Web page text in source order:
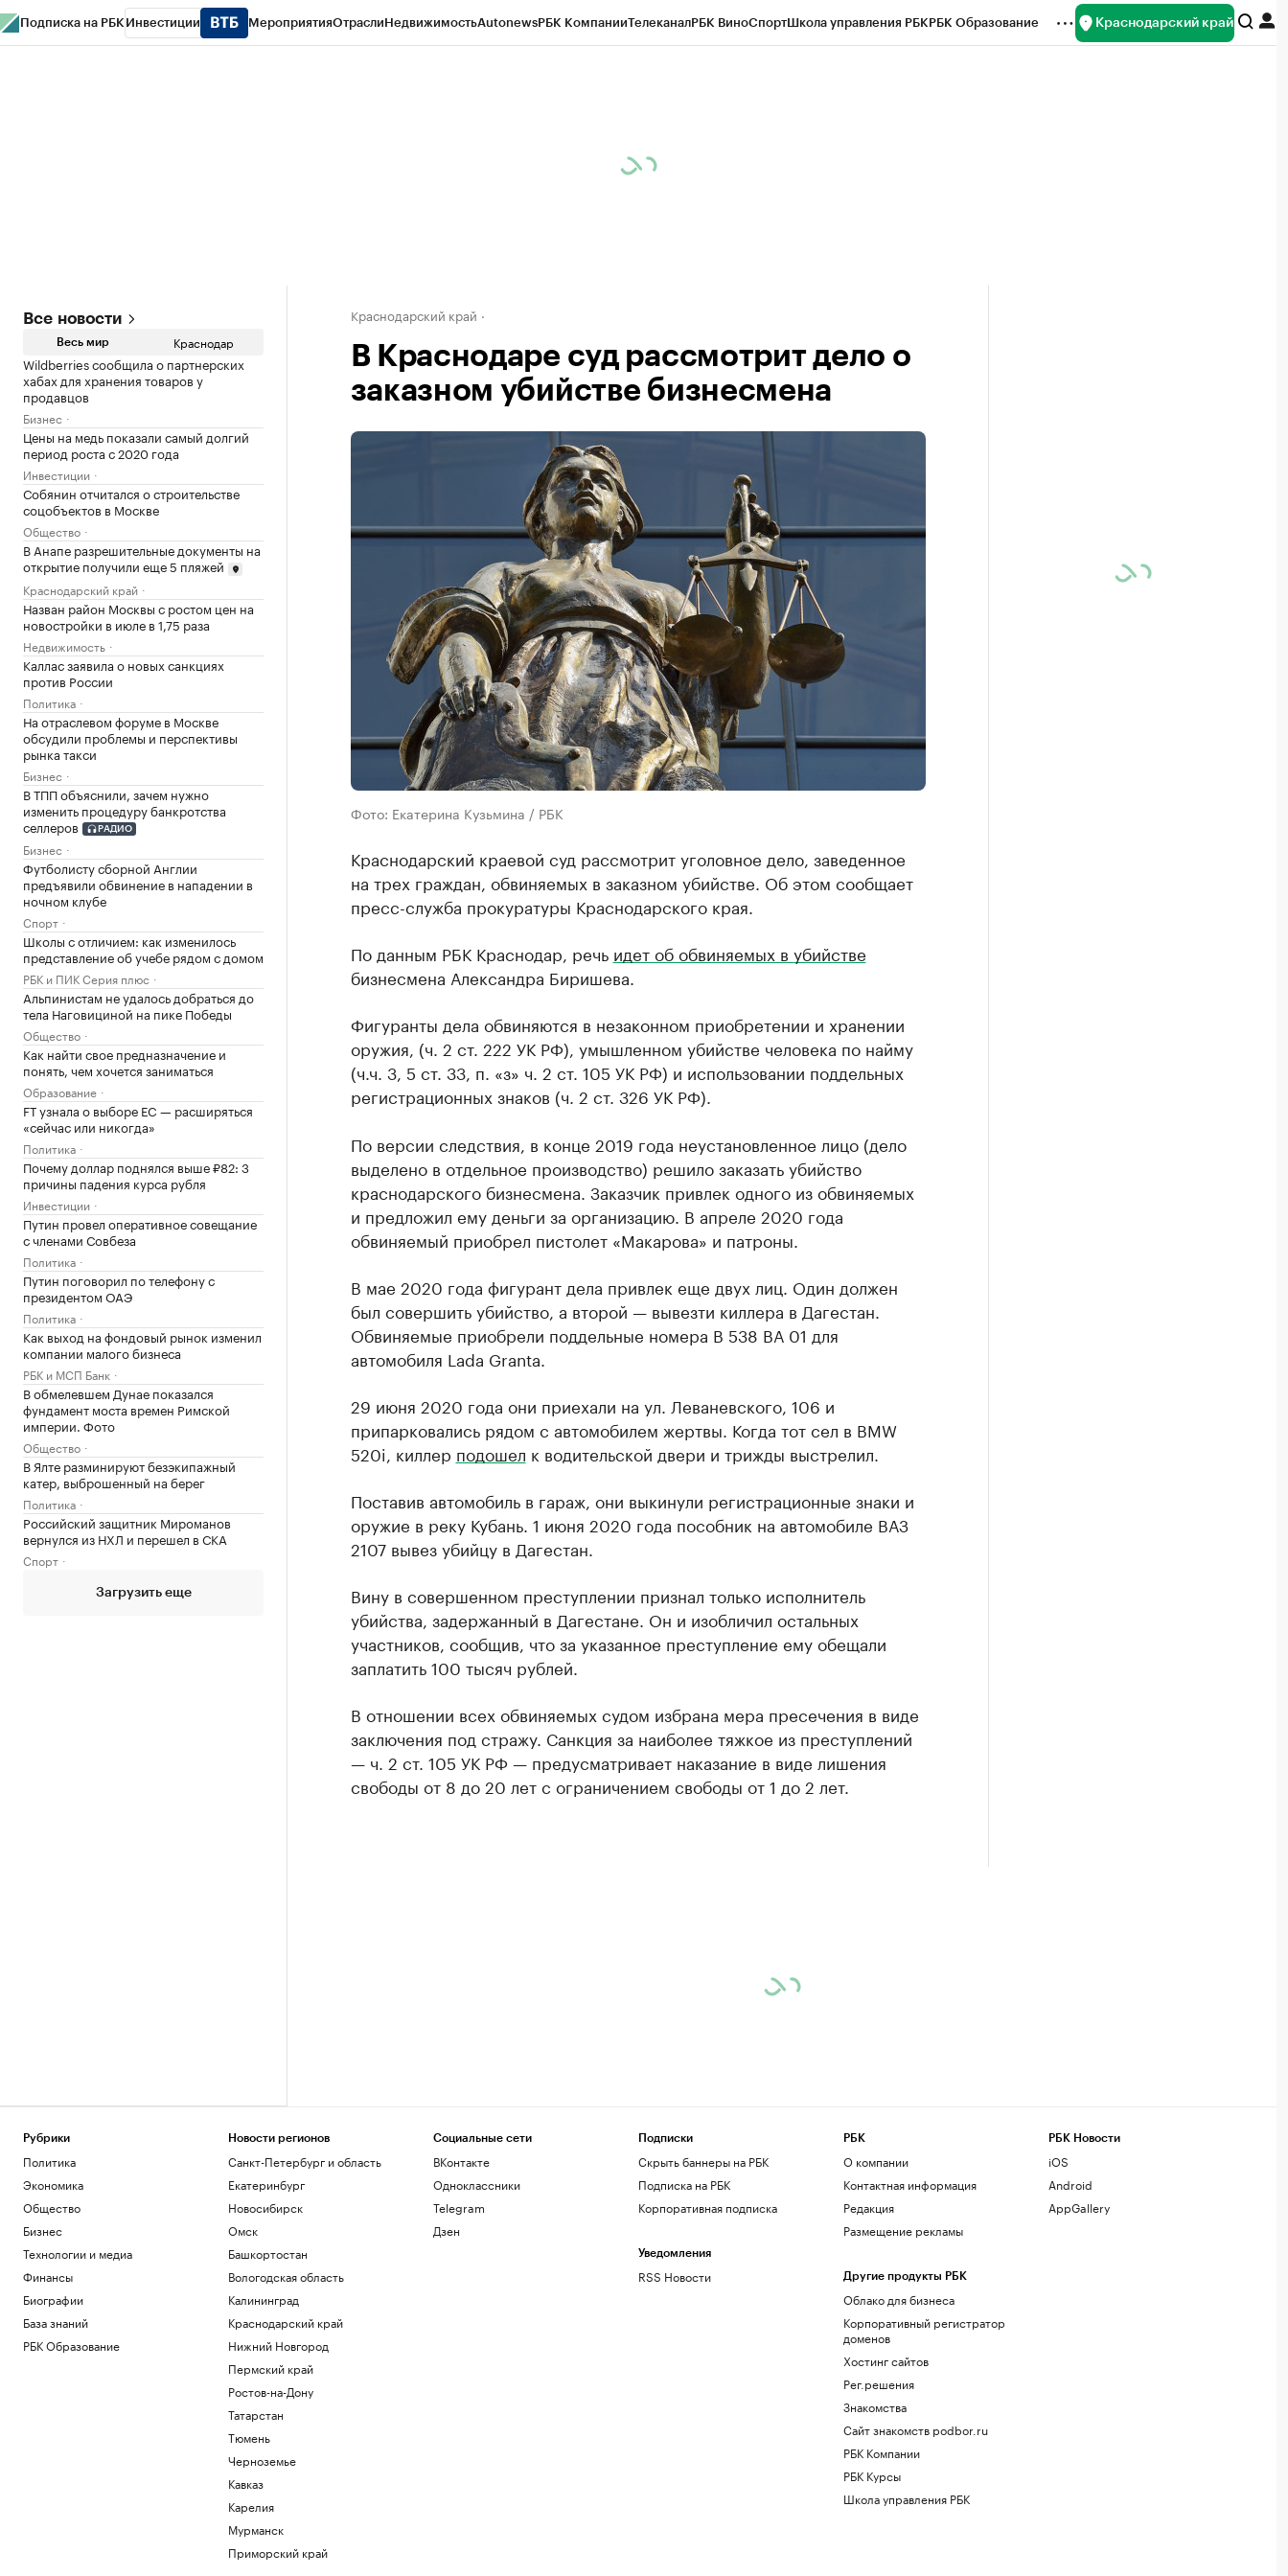
Подписка на РБК Инвестиции МероприятияОтраслиНедвижимостьAutonewsРБК КомпанииТелеканалРБК ВиноСпортШкола управления РБКРБК Образование Краснодарский край
Все новости
Весь мир Краснодар
Wildberries сообщила о партнерских
хабах для хранения товаров у
продавцов
Бизнес
Цены на медь показали самый долгий
период роста с 2020 года
Инвестиции
Собянин отчитался о строительстве
соцобъектов в Москве
Общество
В Анапе разрешительные документы на
открытие получили еще 5 пляжей
Краснодарский край
Назван район Москвы с ростом цен на
новостройки в июле в 1,75 раза
Недвижимость
Каллас заявила о новых санкциях
против России
Политика
На отраслевом форуме в Москве
обсудили проблемы и перспективы
рынка такси
Бизнес
В ТПП объяснили, зачем нужно
изменить процедуру банкротства
селлеров
РАДИО
Бизнес
Футболисту сборной Англии
предъявили обвинение в нападении в
ночном клубе
Спорт
Школы с отличием: как изменилось
представление об учебе рядом с домом
РБК и ПИК Серия плюс
Альпинистам не удалось добраться до
тела Наговициной на пике Победы
Общество
Как найти свое предназначение и
понять, чем хочется заниматься
Образование
FT узнала о выборе ЕС — расширяться
«сейчас или никогда»
Политика
Почему доллар поднялся выше ₽82: 3
причины падения курса рубля
Инвестиции
Путин провел оперативное совещание
с членами Совбеза
Политика
Путин поговорил по телефону с
президентом ОАЭ
Политика
Как выход на фондовый рынок изменил
компании малого бизнеса
РБК и МСП Банк
В обмелевшем Дунае показался
фундамент моста времен Римской
империи. Фото
Общество
В Ялте разминируют безэкипажный
катер, выброшенный на берег
Политика
Российский защитник Мироманов
вернулся из НХЛ и перешел в СКА
Спорт
Загрузить еще
Краснодарский край
В Краснодаре суд рассмотрит дело о
заказном убийстве бизнесмена
Фото: Екатерина Кузьмина / РБК
Краснодарский краевой суд рассмотрит уголовное дело, заведенное
на трех граждан, обвиняемых в заказном убийстве. Об этом сообщает
пресс-служба прокуратуры Краснодарского края.
По данным РБК Краснодар, речь идет об обвиняемых в убийстве
бизнесмена Александра Биришева.
Фигуранты дела обвиняются в незаконном приобретении и хранении
оружия, (ч. 2 ст. 222 УК РФ), умышленном убийстве человека по найму
(ч.ч. 3, 5 ст. 33, п. «з» ч. 2 ст. 105 УК РФ) и использовании поддельных
регистрационных знаков (ч. 2 ст. 326 УК РФ).
По версии следствия, в конце 2019 года неустановленное лицо (дело
выделено в отдельное производство) решило заказать убийство
краснодарского бизнесмена. Заказчик привлек одного из обвиняемых
и предложил ему деньги за организацию. В апреле 2020 года
обвиняемый приобрел пистолет «Макарова» и патроны.
В мае 2020 года фигурант дела привлек еще двух лиц. Один должен
был совершить убийство, а второй — вывезти киллера в Дагестан.
Обвиняемые приобрели поддельные номера В 538 ВА 01 для
автомобиля Lada Granta.
29 июня 2020 года они приехали на ул. Леваневского, 106 и
припарковались рядом с автомобилем жертвы. Когда тот сел в BMW
520i, киллер подошел к водительской двери и трижды выстрелил.
Поставив автомобиль в гараж, они выкинули регистрационные знаки и
оружие в реку Кубань. 1 июня 2020 года пособник на автомобиле ВАЗ
2107 вывез убийцу в Дагестан.
Вину в совершенном преступлении признал только исполнитель
убийства, задержанный в Дагестане. Он и изобличил остальных
участников, сообщив, что за указанное преступление ему обещали
заплатить 100 тысяч рублей.
В отношении всех обвиняемых судом избрана мера пресечения в виде
заключения под стражу. Санкция за наиболее тяжкое из преступлений
— ч. 2 ст. 105 УК РФ — предусматривает наказание в виде лишения
свободы от 8 до 20 лет с ограничением свободы от 1 до 2 лет.
Рубрики
Политика
Экономика
Общество
Бизнес
Технологии и медиа
Финансы
Биографии
База знаний
РБК Образование
Новости регионов
Санкт-Петербург и область
Екатеринбург
Новосибирск
Омск
Башкортостан
Вологодская область
Калининград
Краснодарский край
Нижний Новгород
Пермский край
Ростов-на-Дону
Татарстан
Тюмень
Черноземье
Кавказ
Карелия
Мурманск
Приморский край
Социальные сети
ВКонтакте
Одноклассники
Telegram
Дзен
Подписки
Скрыть баннеры на РБК
Подписка на РБК
Корпоративная подписка
Уведомления
RSS Новости
РБК
О компании
Контактная информация
Редакция
Размещение рекламы
Другие продукты РБК
Облако для бизнеса
Корпоративный регистратор
доменов
Хостинг сайтов
Рег.решения
Знакомства
Сайт знакомств podbor.ru
РБК Компании
РБК Курсы
Школа управления РБК
РБК Новости
iOS
Android
AppGallery